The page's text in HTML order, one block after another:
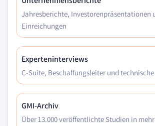
Jahresberichte, Investorenpräsentationen
Einreichungen
Experteninterviews
C-Suite, Beschaffungsleiter und
GMI-Archiv
Über 13.000 veröffentlichte Studien in